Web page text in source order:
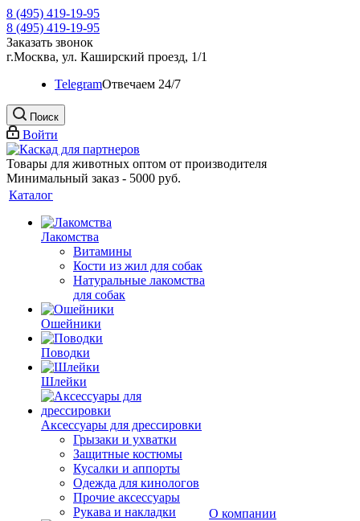
8 (495) 419-19-95
8 (495) 419-19-95
Заказать звонок
г.Москва, ул. Каширский проезд, 1/1
TelegramOтвечаем 24/7
Поиск
Войти
Товары для животных оптом от производителя
Минимальный заказ - 5000 руб.
Каталог
Лакомства
Витамины
Кости из жил для собак
Натуральные лакомства
для собак
Ошейники
Поводки
Шлейки
Аксессуары для дрессировки
Грызаки и ухватки
Защитные костюмы
Кусалки и аппорты
Одежда для кинологов
Прочие аксессуары
Рукава и накладки
О компании